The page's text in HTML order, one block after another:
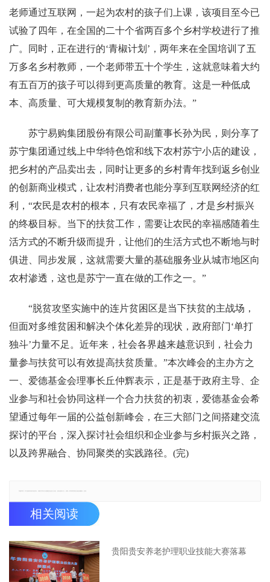
老师通过互联网，一起为农村的孩子们上课，该项目至今已
试验了四年，在全国的二十个省两百多个乡村学校进行了推
广。同时，正在进行的‘青椒计划’，两年来在全国培训了五
万多名乡村教师，一个老师带五十个学生，这就意味着大约
有五百万的孩子可以得到更高质量的教育。这是一种低成
本、高质量、可大规模复制的教育新办法。”
苏宁易购集团股份有限公司副董事长孙为民，则分享了
苏宁集团通过线上中华特色馆和线下农村苏宁小店的建设，
把乡村的产品卖出去，同时让更多的乡村青年找到返乡创业
的创新商业模式，让农村消费者也能分享到互联网经济的红
利，“农民是农村的根本，只有农民幸福了，才是乡村振兴
的终极目标。当下的扶贫工作，需要让农民的幸福感随着生
活方式的不断升级而提升，让他们的生活方式也不断地与时
俱进、同步发展，这就需要大量的基础服务业从城市地区向
农村渗透，这也是苏宁一直在做的工作之一。”
“脱贫攻坚实施中的连片贫困区是当下扶贫的主战场，
但面对多维贫困和解决个体化差异的现状，政府部门‘单打
独斗’力量不足。近年来，社会各界越来越意识到，社会力
量参与扶贫可以有效提高扶贫质量。”本次峰会的主办方之
一、爱德基金会理事长丘仲辉表示，正是基于政府主导、企
业参与和社会协同这样一个合力扶贫的初衷，爱德基金会希
望通过每年一届的公益创新峰会，在三大部门之间搭建交流
探讨的平台，深入探讨社会组织和企业参与乡村振兴之路，
以及跨界融合、协同聚类的实践路径。(完)
相关阅读
贵阳贵安养老护理职业技能大赛落幕